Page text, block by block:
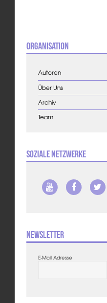
Organisation
Autoren
Über Uns
Archiv
Team
Soziale Netzwerke
Newsletter
E-Mail Adresse